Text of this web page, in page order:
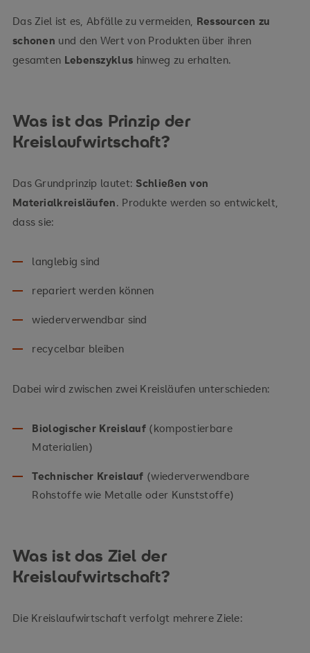
Das Ziel ist es, Abfälle zu vermeiden, Ressourcen zu
schonen und den Wert von Produkten über ihren
gesamten Lebenszyklus hinweg zu erhalten.
Was ist das Prinzip der
Kreislaufwirtschaft?
Das Grundprinzip lautet: Schließen von
Materialkreisläufen. Produkte werden so entwickelt,
dass sie:
langlebig sind
repariert werden können
wiederverwendbar sind
recycelbar bleiben
Dabei wird zwischen zwei Kreisläufen unterschieden:
Biologischer Kreislauf (kompostierbare
Materialien)
Technischer Kreislauf (wiederverwendbare
Rohstoffe wie Metalle oder Kunststoffe)
Was ist das Ziel der
Kreislaufwirtschaft?
Die Kreislaufwirtschaft verfolgt mehrere Ziele: